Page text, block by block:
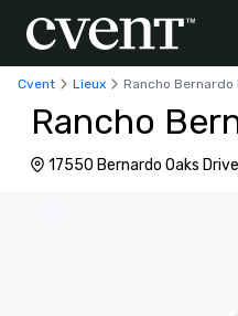
Cvent Lieux Rancho Bernardo
Rancho
17550 Bernardo Oaks